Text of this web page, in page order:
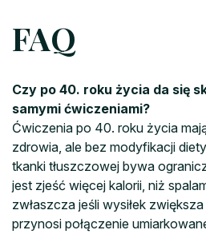
FAQ
Czy po 40. roku życia da się
samymi ćwiczeniami?
Ćwiczenia po 40. roku życia
zdrowia, ale bez modyfikacji
tkanki tłuszczowej bywa
jest zjeść więcej kalorii, niż
zwłaszcza jeśli wysiłek
przynosi połączenie